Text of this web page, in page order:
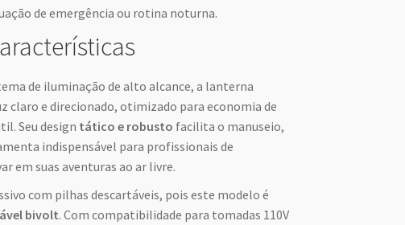
de emergência ou rotina noturna.
de iluminação de alto alcance, a lanterna
claro e direcionado, otimizado para economia de
Seu design tático e robusto facilita o manuseio,
indispensável para profissionais de
em suas aventuras ao ar livre.
com pilhas descartáveis, pois este modelo é
bivolt. Com compatibilidade para tomadas 110V